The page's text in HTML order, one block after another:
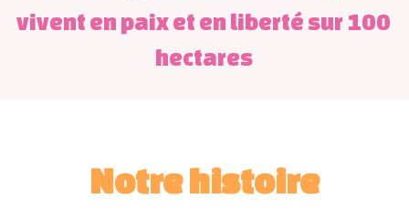
Faire un Don
vivent en paix et en liberté sur 100
hectares
Notre histoire